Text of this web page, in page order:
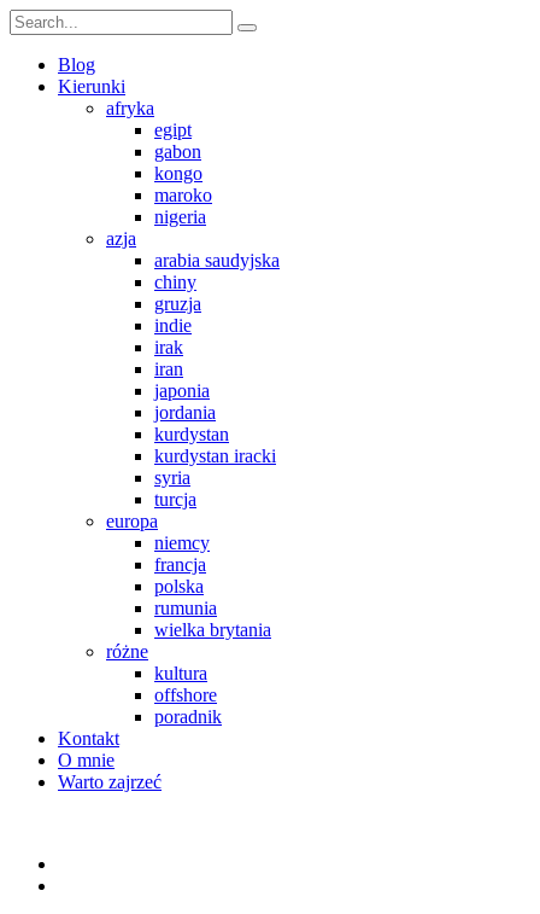
Blog
Kierunki
afryka
egipt
gabon
kongo
maroko
nigeria
azja
arabia saudyjska
chiny
gruzja
indie
irak
iran
japonia
jordania
kurdystan
kurdystan iracki
syria
turcja
europa
niemcy
francja
polska
rumunia
wielka brytania
różne
kultura
offshore
poradnik
Kontakt
O mnie
Warto zajrzeć